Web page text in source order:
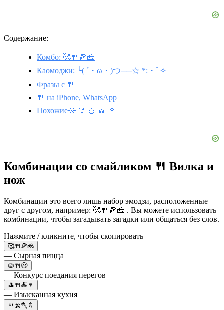
Содержание:
Комбо: 🥰🍴🍕🧀
Каомоджи: ╰( ´・ω・)つ──☆ *:・ﾟ✧
Фразы с 🍴
🍴 на iPhone, WhatsApp
Похожие🥘 🥢 🍚 🧂 🍷
Комбинации со смайликом 🍴 Вилка и
нож
Комбинации это всего лишь набор эмодзи, расположенные
друг с другом, например: 🥰🍴🍕🧀 . Вы можете использовать
комбинации, чтобы загадывать загадки или общаться без слов.
Нажмите / кликните, чтобы скопировать
🥰🍴🍕🧀
— Сырная пицца
🥧🍴😃
— Конкурс поедания перегов
🎩🍴🍝🍷
— Изысканная кухня
🍴🍌🪓🍦